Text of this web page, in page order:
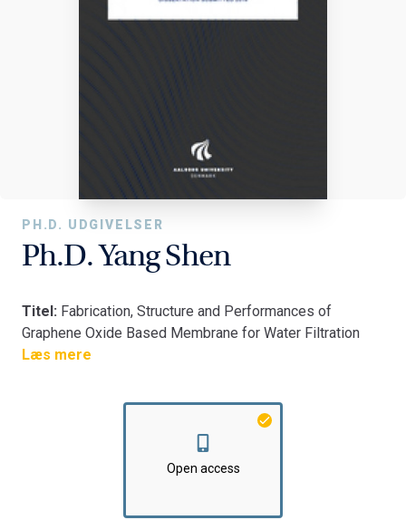
PH.D. UDGIVELSER
Ph.D. Yang Shen
Titel: Fabrication, Structure and Performances of
Graphene Oxide Based Membrane for Water Filtration
Fakultet:Det Ingeniør- og Naturvidenskabelige Fakultet
Læs mere
Open access